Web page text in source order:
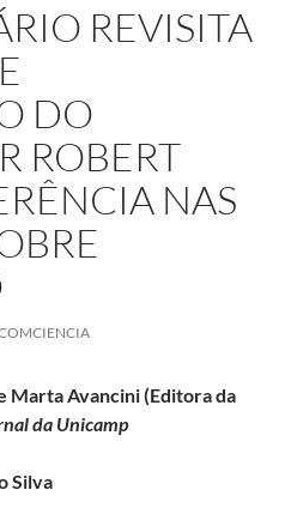
REVISITA
DO
ROBERT
NAS
Marta Avancini (Editora da
da Unicamp
Silva